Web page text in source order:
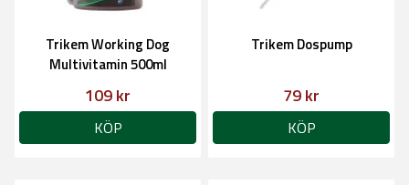
Trikem Working Dog
Multivitamin 500ml
109 kr
KÖP
Trikem Dospump
79 kr
KÖP